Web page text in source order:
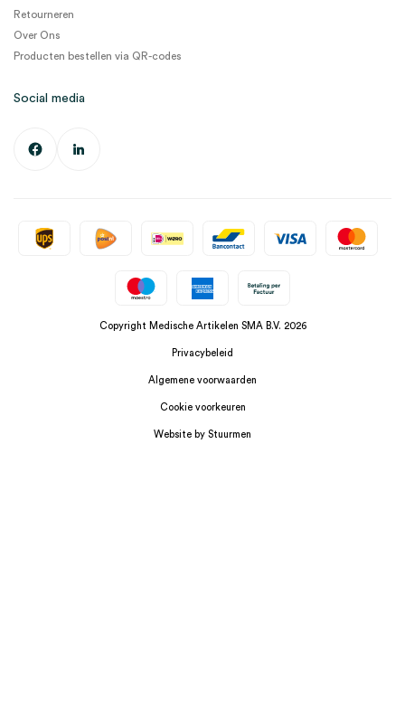
Retourneren
Over Ons
Producten bestellen via QR-codes
Social media
Copyright Medische Artikelen SMA B.V. 2026
Privacybeleid
Algemene voorwaarden
Cookie voorkeuren
Website by Stuurmen